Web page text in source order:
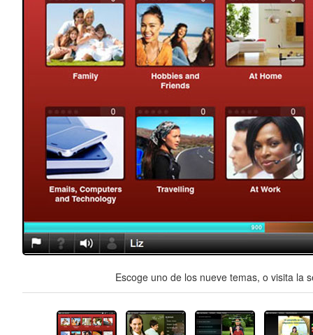
Escoge uno de los nueve temas, o visita la